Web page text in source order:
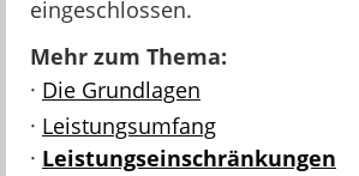
eingeschlossen.
Mehr zum Thema:
· Die Grundlagen
· Leistungsumfang
· Leistungseinschränkungen